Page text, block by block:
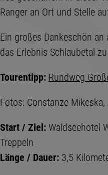
Ranger an Ort und Stelle
Ein großes Dankeschön
das Erlebnis Schlaubetal
Tourentipp: Rundweg
Fotos: Constanze
Start / Ziel:Waldseehotel
Treppeln
Länge / Dauer: 3,5